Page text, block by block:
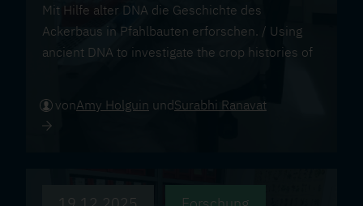
Mit Hilfe alter DNA die Geschichte des
Ackerbaus in Pfahlbauten erforschen. / Using
ancient DNA to investigate the crop histories of
vonAmy Holguin undSurabhi Ranavat